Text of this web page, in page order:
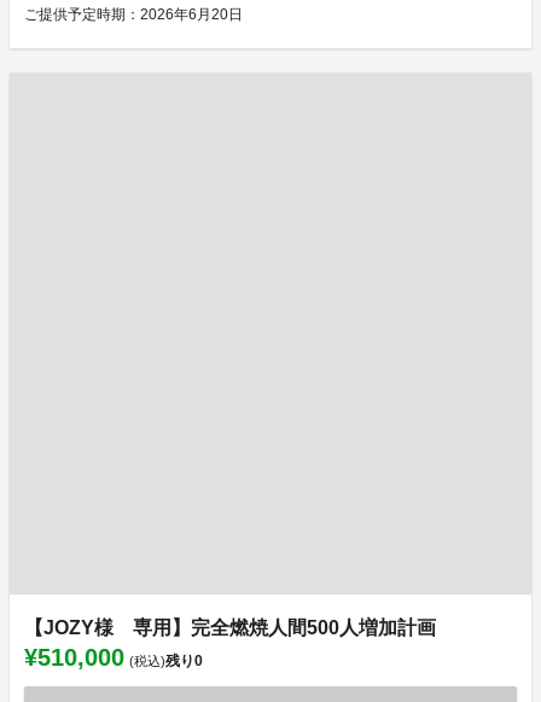
ご提供予定時期：2026年6月20日
【JOZY様 専用】完全燃焼人間500人増加計画
¥510,000 (税込)残り0